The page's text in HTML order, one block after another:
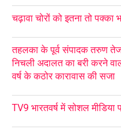
चढ़ावा चोरों को इतना तो पक्का
तहलका के पूर्व संपादक तरुण
निचली अदालत का बरी करने
वर्ष के कठोर कारावास की सजा
TV9 भारतवर्ष में सोशल